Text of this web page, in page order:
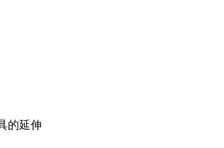
的延伸